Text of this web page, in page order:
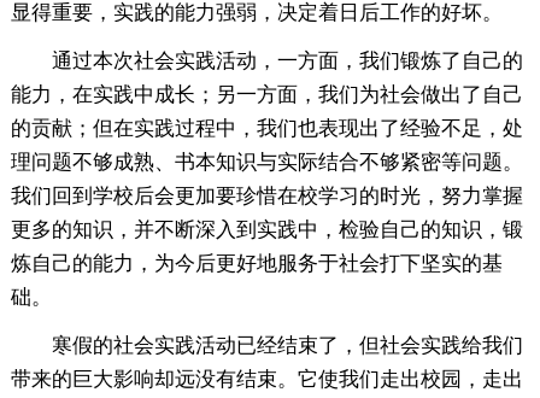
显得重要，实践的能力强弱，决定着日后工作的好坏。
通过本次社会实践活动，一方面，我们锻炼了自己的
能力，在实践中成长；另一方面，我们为社会做出了自己
的贡献；但在实践过程中，我们也表现出了经验不足，处
理问题不够成熟、书本知识与实际结合不够紧密等问题。
我们回到学校后会更加要珍惜在校学习的时光，努力掌握
更多的知识，并不断深入到实践中，检验自己的知识，锻
炼自己的能力，为今后更好地服务于社会打下坚实的基
础。
寒假的社会实践活动已经结束了，但社会实践给我们
带来的巨大影响却远没有结束。它使我们走出校园，走出